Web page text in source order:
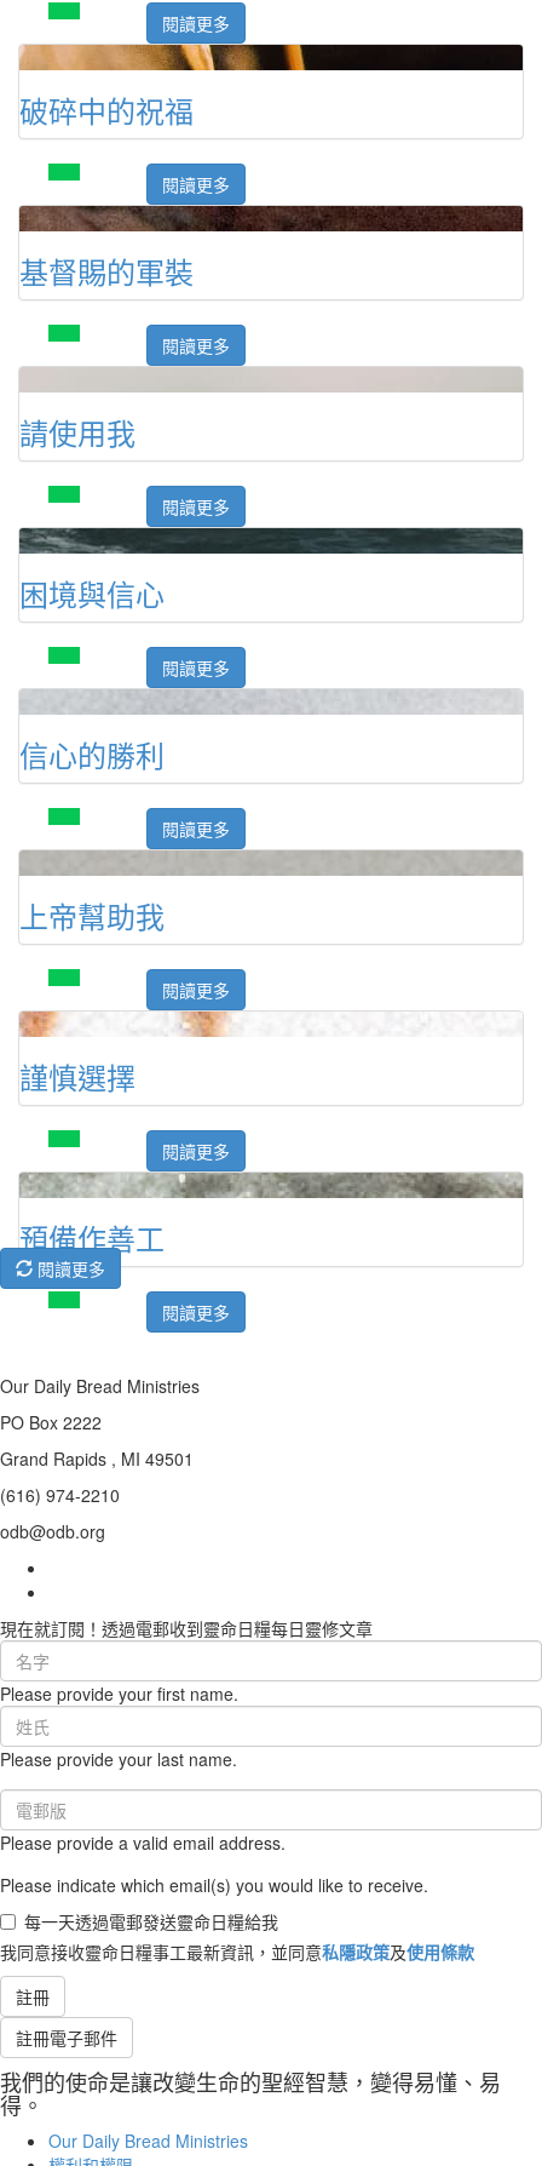
閱讀更多
破碎中的祝福
閱讀更多
基督賜的軍裝
閱讀更多
請使用我
閱讀更多
困境與信心
閱讀更多
信心的勝利
閱讀更多
上帝幫助我
閱讀更多
謹慎選擇
閱讀更多
預備作善工
閱讀更多
閱讀更多
Our Daily Bread Ministries
PO Box 2222
Grand Rapids , MI 49501
(616) 974-2210
odb@odb.org
現在就訂閱！透過電郵收到靈命日糧每日靈修文章
First
Name
(required)
Please provide your first name.
Last
Name
(required)
Please provide your last name.
Email
(required)
Please provide a valid email address.
Please indicate which email(s) you would like to receive.
每一天透過電郵發送靈命日糧給我
我同意接收靈命日糧事工最新資訊，並同意私隱政策及使用條款
註冊
註冊電子郵件
我們的使命是讓改變生命的聖經智慧，變得易懂、易
得。
Our Daily Bread Ministries